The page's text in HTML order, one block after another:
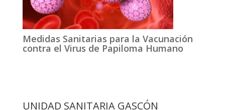
Medidas Sanitarias para la Vacunación
contra el Virus de Papiloma Humano
UNIDAD SANITARIA GASCÓN